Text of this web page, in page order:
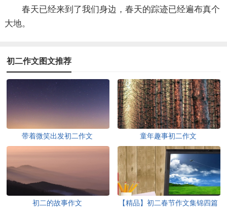
春天已经来到了我们身边，春天的踪迹已经遍布真个
大地。
初二作文图文推荐
带着微笑出发初二作文 童年趣事初二作文
初二的故事作文 【精品】初二春节作文集锦四篇